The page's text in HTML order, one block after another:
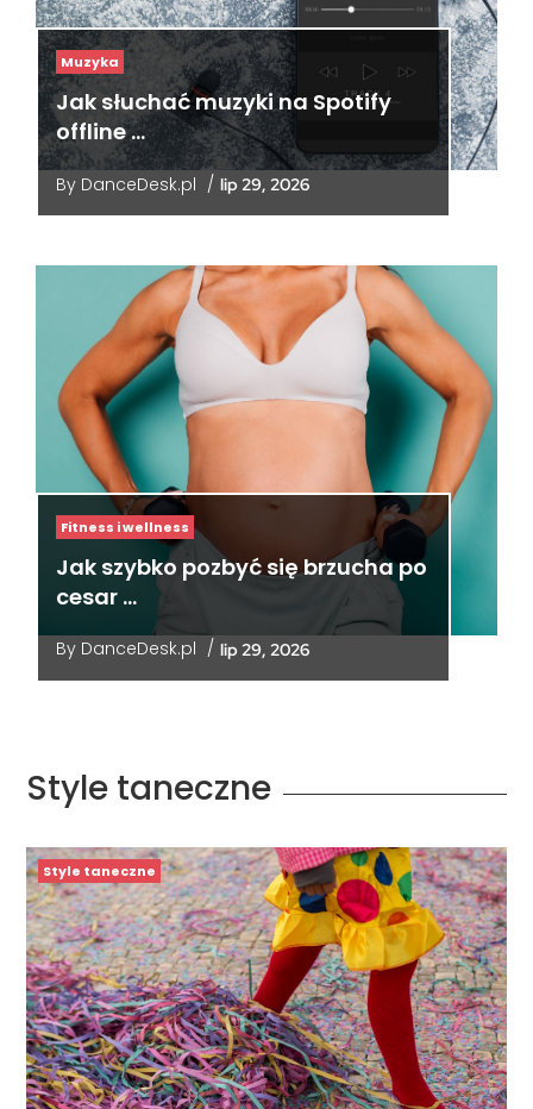
Muzyka
Jak słuchać muzyki na Spotify
offline …
By DanceDesk.pl / lip 29, 2026
Fitness i wellness
Jak szybko pozbyć się brzucha po
cesar …
By DanceDesk.pl / lip 29, 2026
Style taneczne
Style taneczne